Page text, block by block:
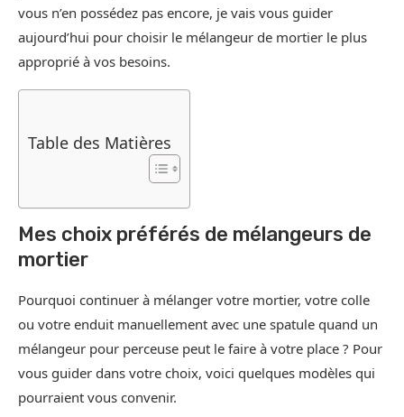
vous n’en possédez pas encore, je vais vous guider
aujourd’hui pour choisir le mélangeur de mortier le plus
approprié à vos besoins.
Table des Matières
Mes choix préférés de mélangeurs de
mortier
Pourquoi continuer à mélanger votre mortier, votre colle
ou votre enduit manuellement avec une spatule quand un
mélangeur pour perceuse peut le faire à votre place ? Pour
vous guider dans votre choix, voici quelques modèles qui
pourraient vous convenir.